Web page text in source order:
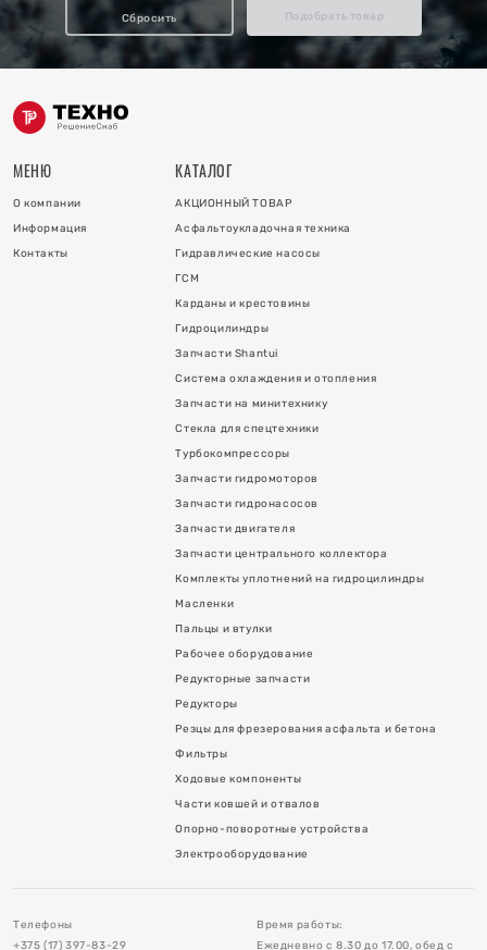
Сбросить Подобрать товар
МЕНЮ
О компании
Информация
Контакты
КАТАЛОГ
АКЦИОННЫЙ ТОВАР
Асфальтоукладочная техника
Гидравлические насосы
ГСМ
Карданы и крестовины
Гидроцилиндры
Запчасти Shantui
Система охлаждения и отопления
Запчасти на минитехнику
Стекла для спецтехники
Турбокомпрессоры
Запчасти гидромоторов
Запчасти гидронасосов
Запчасти двигателя
Запчасти центрального коллектора
Комплекты уплотнений на гидроцилиндры
Масленки
Пальцы и втулки
Рабочее оборудование
Редукторные запчасти
Редукторы
Резцы для фрезерования асфальта и бетона
Фильтры
Ходовые компоненты
Части ковшей и отвалов
Опорно-поворотные устройства
Электрооборудование
Телефоны
+375 (17) 397-83-29
Время работы:
Ежедневно с 8.30 до 17.00, обед с